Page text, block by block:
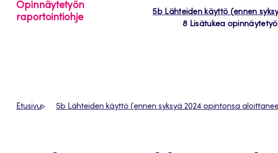
Opinnäytetyön
raportointiohje
5b Lähteiden käyttö (ennen
8 Lisätukea
Etusivu 5b Lähteiden käyttö (ennen syksyä 2024 opintonsa